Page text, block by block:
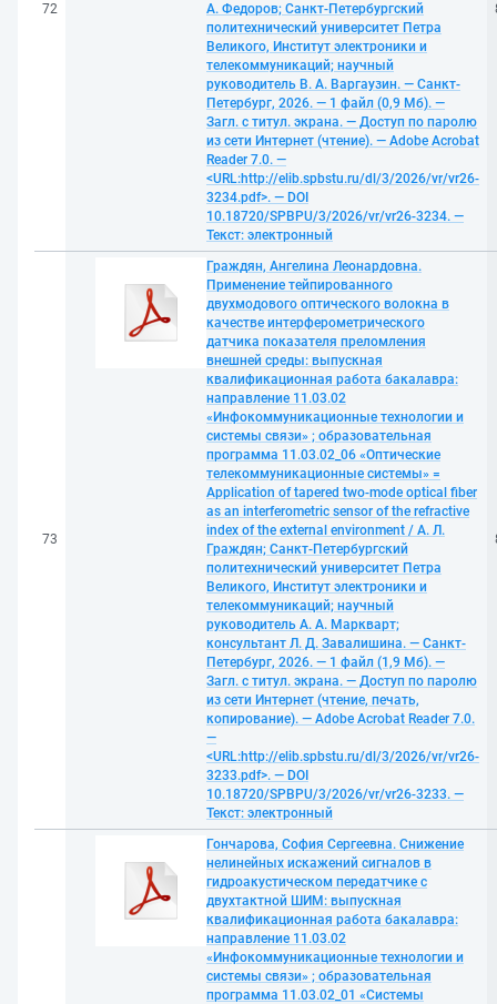
72
А. Федоров; Санкт-Петербургский
политехнический университет Петра
Великого, Институт электроники и
телекоммуникаций; научный
руководитель В. А. Варгаузин. — Санкт-
Петербург, 2026. — 1 файл (0,9 Мб). —
Загл. с титул. экрана. — Доступ по паролю
из сети Интернет (чтение). — Adobe Acrobat
Reader 7.0. —
<URL:http://elib.spbstu.ru/dl/3/2026/vr/vr26-
3234.pdf>. — DOI
10.18720/SPBPU/3/2026/vr/vr26-3234. —
Текст: электронный
73
Граждян, Ангелина Леонардовна.
Применение тейпированного
двухмодового оптического волокна в
качестве интерферометрического
датчика показателя преломления
внешней среды: выпускная
квалификационная работа бакалавра:
направление 11.03.02
«Инфокоммуникационные технологии и
системы связи» ; образовательная
программа 11.03.02_06 «Оптические
телекоммуникационные системы» =
Application of tapered two-mode optical fiber
as an interferometric sensor of the refractive
index of the external environment / А. Л.
Граждян; Санкт-Петербургский
политехнический университет Петра
Великого, Институт электроники и
телекоммуникаций; научный
руководитель А. А. Маркварт;
консультант Л. Д. Завалишина. — Санкт-
Петербург, 2026. — 1 файл (1,9 Мб). —
Загл. с титул. экрана. — Доступ по паролю
из сети Интернет (чтение, печать,
копирование). — Adobe Acrobat Reader 7.0.
—
<URL:http://elib.spbstu.ru/dl/3/2026/vr/vr26-
3233.pdf>. — DOI
10.18720/SPBPU/3/2026/vr/vr26-3233. —
Текст: электронный
Гончарова, София Сергеевна. Снижение
нелинейных искажений сигналов в
гидроакустическом передатчике с
двухтактной ШИМ: выпускная
квалификационная работа бакалавра:
направление 11.03.02
«Инфокоммуникационные технологии и
системы связи» ; образовательная
программа 11.03.02_01 «Системы